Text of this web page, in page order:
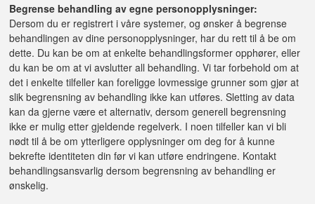
Begrense behandling av egne personopplysninger:
Dersom du er registrert i våre systemer, og ønsker å begrense
behandlingen av dine personopplysninger, har du rett til å be om
dette. Du kan be om at enkelte behandlingsformer opphører, eller
du kan be om at vi avslutter all behandling. Vi tar forbehold om at
det i enkelte tilfeller kan foreligge lovmessige grunner som gjør at
slik begrensning av behandling ikke kan utføres. Sletting av data
kan da gjerne være et alternativ, dersom generell begrensning
ikke er mulig etter gjeldende regelverk. I noen tilfeller kan vi bli
nødt til å be om ytterligere opplysninger om deg for å kunne
bekrefte identiteten din før vi kan utføre endringene. Kontakt
behandlingsansvarlig dersom begrensning av behandling er
ønskelig.